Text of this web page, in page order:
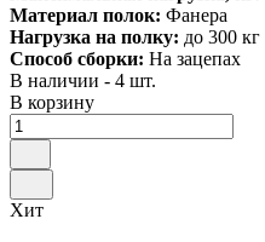
Материал полок: Фанера
Нагрузка на полку: до 300 кг
Способ сборки: На зацепах
В наличии - 4 шт.
В корзину
Хит